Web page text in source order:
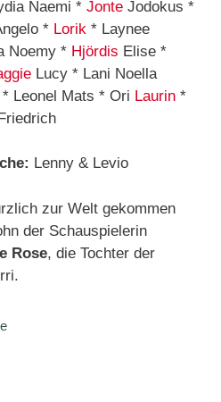
Naemi * Jonte Jodokus *
* Lorik * Laynee
Noemy * Hjördis Elise *
Lucy * Lani Noella
Leonel Mats * Ori Laurin *
Lenny & Levio
zur Welt gekommen
der Schauspielerin
Rose, die Tochter der